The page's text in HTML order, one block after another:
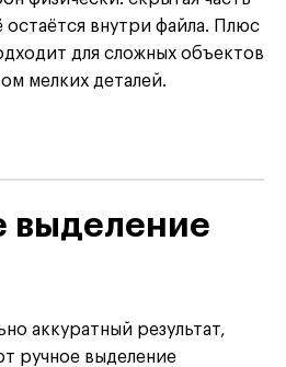
внутри файла. Плюс
для сложных объектов
мелких деталей.
выделение
аккуратный результат,
ручное выделение